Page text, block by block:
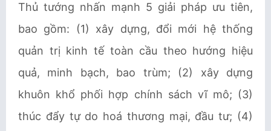
Thủ tướng nhấn mạnh 5 giải pháp ưu tiên,
bao gồm: (1) xây dựng, đổi mới hệ thống
quản trị kinh tế toàn cầu theo hướng hiệu
quả, minh bạch, bao trùm; (2) xây dựng
khuôn khổ phối hợp chính sách vĩ mô; (3)
thúc đẩy tự do hoá thương mại, đầu tư; (4)